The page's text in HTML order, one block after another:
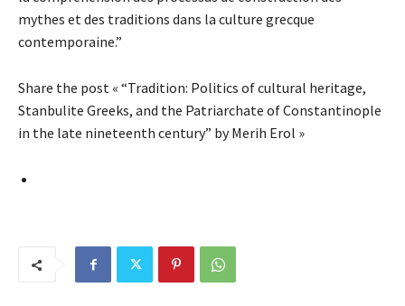
mythes et des traditions dans la culture grecque
contemporaine.”
Share the post « “Tradition: Politics of cultural heritage,
Stanbulite Greeks, and the Patriarchate of Constantinople
in the late nineteenth century” by Merih Erol »